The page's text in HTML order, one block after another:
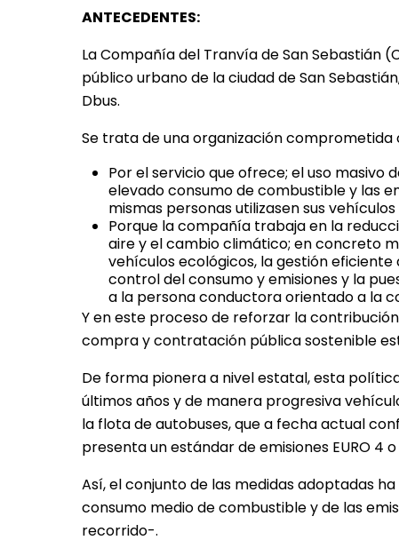
ANTECEDENTES:
LaCompañía del Tranvía de San Sebastián
público urbano de la ciudad de San
Dbus.
Se trata de una organización
Por el servicio que ofrece; el uso masivo
elevado consumo de combustible y las
mismas personas utilizasen sus
Porque la compañía trabaja en la
aire y el cambio climático; en concreto
vehículos ecológicos, la gestión eficiente
control del consumo y emisiones y la
a la persona conductora orientado a la
Y en este proceso de reforzar la
compra y contratación pública sostenible
De forma pionera a nivel estatal, esta
últimos años y de manera progresiva
la flota de autobuses, que a fecha actual
presenta un estándar de emisiones EURO 4
Así, el conjunto de las medidas adoptadas
consumo medio de combustible y de las
recorrido-.